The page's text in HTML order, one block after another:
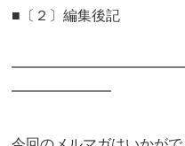
■〔２〕編集後記
━━━━━━━